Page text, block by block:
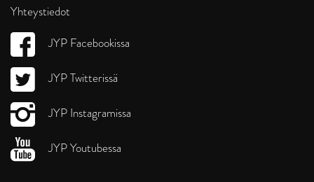
Yhteystiedot
JYP Facebookissa
JYP Twitterissä
JYP Instagramissa
JYP Youtubessa